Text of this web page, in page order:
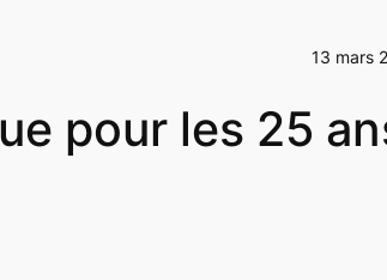
13 mars
pour les 25